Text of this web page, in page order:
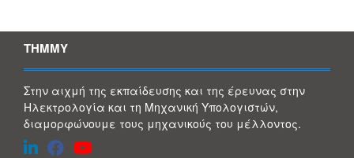
ΤΗΜΜΥ
Στην αιχμή της εκπαίδευσης και της έρευνας στην
Ηλεκτρολογία και τη Μηχανική Υπολογιστών,
διαμορφώνουμε τους μηχανικούς του μέλλοντος.